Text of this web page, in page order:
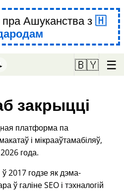
Ашуканства з
🇧🇾 ☰
закрыцці
платформа па
і мікрааўтамабіляў,
года.
2017 годзе як дэма-
ў галіне SEO і тэхналогій